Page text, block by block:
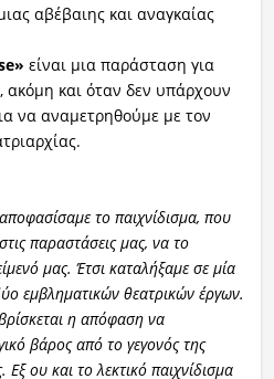
αβέβαιης και αναγκαίας
είναι μια παράσταση για
ακόμη και όταν δεν υπάρχουν
να αναμετρηθούμε με τον
το παιχνίδισμα, που
παραστάσεις μας, να το
μας. Έτσι καταλήξαμε σε μία
εμβληματικών θεατρικών έργων.
η απόφαση να
βάρος από το γεγονός της
ου και το λεκτικό παιχνίδισμα